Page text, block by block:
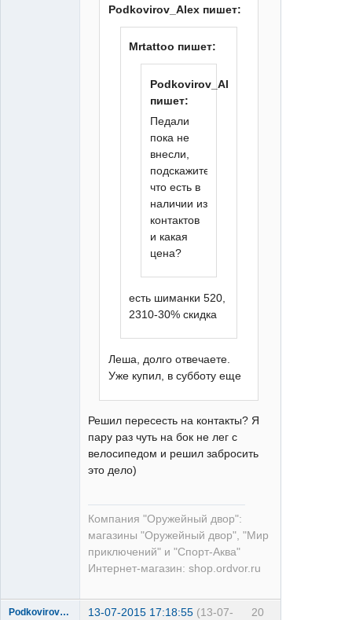
Podkovirov_Alex пишет:
Mrtattoo пишет:
Podkovirov_Alex
пишет:
Педали
пока не
внесли,
подскажите
что есть в
наличии из
контактов
и какая
цена?
есть шиманки 520,
2310-30% скидка
Леша, долго отвечаете.
Уже купил, в субботу еще
Решил пересесть на контакты? Я
пару раз чуть на бок не лег с
велосипедом и решил забросить
это дело)
Компания "Оружейный двор":
магазины "Оружейный двор", "Мир
приключений" и "Спорт-Аква"
Интернет-магазин: shop.ordvor.ru
20
Podkovirov_Alex 13-07-2015 17:18:55 (13-07-